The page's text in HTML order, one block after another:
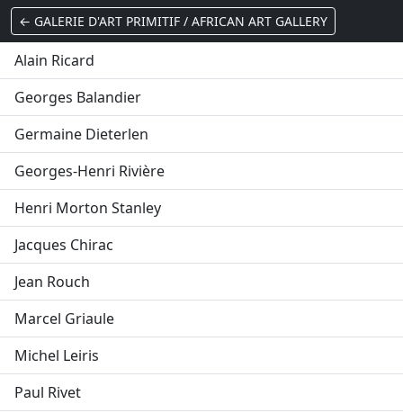
← GALERIE D'ART PRIMITIF / AFRICAN ART GALLERY
Alain Ricard
Georges Balandier
Germaine Dieterlen
Georges-Henri Rivière
Henri Morton Stanley
Jacques Chirac
Jean Rouch
Marcel Griaule
Michel Leiris
Paul Rivet